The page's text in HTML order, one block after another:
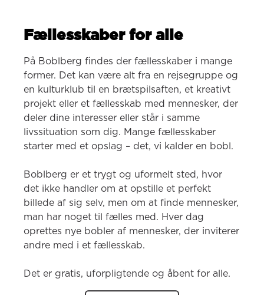
Fællesskaber for alle
På Boblberg findes der fællesskaber i mange
former. Det kan være alt fra en rejsegruppe og
en kulturklub til en brætspilsaften, et kreativt
projekt eller et fællesskab med mennesker, der
deler dine interesser eller står i samme
livssituation som dig. Mange fællesskaber
starter med et opslag – det, vi kalder en bobl.
Boblberg er et trygt og uformelt sted, hvor
det ikke handler om at opstille et perfekt
billede af sig selv, men om at finde mennesker,
man har noget til fælles med. Hver dag
oprettes nye bobler af mennesker, der inviterer
andre med i et fællesskab.
Det er gratis, uforpligtende og åbent for alle.